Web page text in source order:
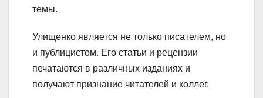
темы.
Улищенко является не только писателем, но
и публицистом. Его статьи и рецензии
печатаются в различных изданиях и
получают признание читателей и коллег.